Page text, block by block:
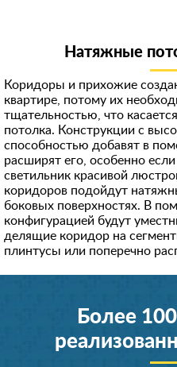
Натяжные
Коридоры и прихожие
квартире, потому их
тщательностью, что
потолка. Конструкции с
способностью добавят в
расширят его, особенно
светильник красивой
коридоров подойдут
боковых поверхностях. В
конфигурацией будут
делящие коридор на
плинтусы или поперечно
Более